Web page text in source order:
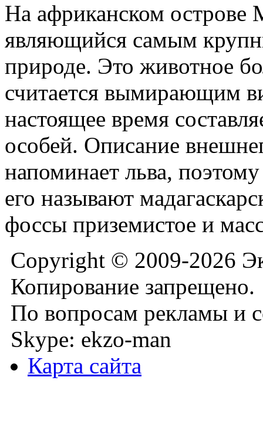
На африканском острове
являющийся самым
природе. Это животное
считается вымирающим
настоящее время
особей. Описание
напоминает льва,
его называют
фоссы приземистое и
Copyright © 2009-2026
Копирование запрещено.
По вопросам рекламы и
Skype: ekzo-man
Карта сайта